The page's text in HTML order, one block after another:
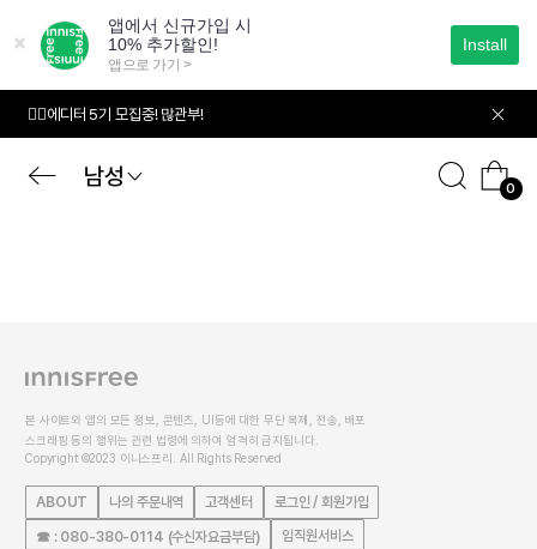
가
🙋‍♀️에디터 5기 모집중! 많관부!
남성 0
본 사이트와 앱의 모든 정보, 콘텐츠, UI등에 대한 무단 복제, 전송, 배포
스크래핑 등의 행위는 관련 법령에 의하여 엄격히 금지됩니다.
Copyright ©2023 이니스프리. All Rights Reserved
ABOUT 나의 주문내역 고객센터 로그인 / 회원가입
☎ : 080-380-0114 (수신자요금부담) 임직원서비스